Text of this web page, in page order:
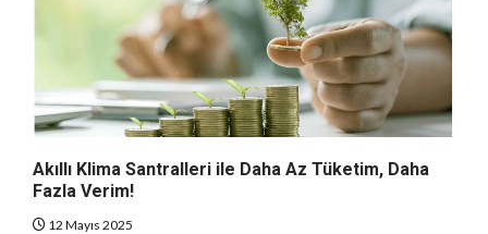
Akıllı Klima Santralleri ile Daha Az Tüketim, Daha
Fazla Verim!
12 Mayıs 2025